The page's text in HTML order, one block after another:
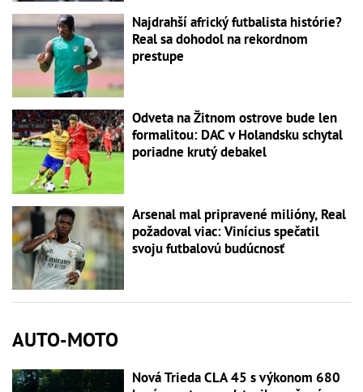
Najdrahší africký futbalista histórie?
Real sa dohodol na rekordnom
prestupe
Odveta na Žitnom ostrove bude len
formalitou: DAC v Holandsku schytal
poriadne krutý debakel
Arsenal mal pripravené milióny, Real
požadoval viac: Vinícius spečatil
svoju futbalovú budúcnosť
AUTO-MOTO
Nová Trieda CLA 45 s výkonom 680